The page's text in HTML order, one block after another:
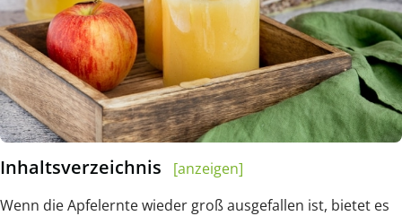
Inhaltsverzeichnis
[anzeigen]
Wenn die Apfelernte wieder groß ausgefallen ist, bietet es